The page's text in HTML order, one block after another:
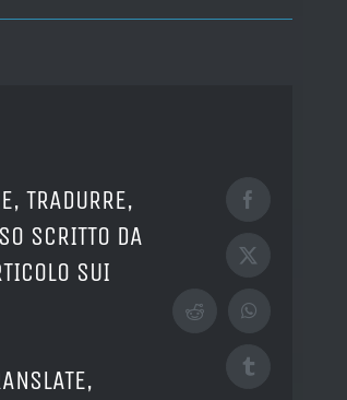
TRADURRE,
SCRITTO DA
SUI
Facebook
X
RedditWhatsApp
Tumblr